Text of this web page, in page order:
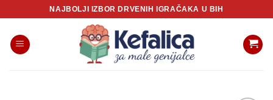
content
NAJBOLJI IZBOR DRVENIH IGRAČAKA U BIH